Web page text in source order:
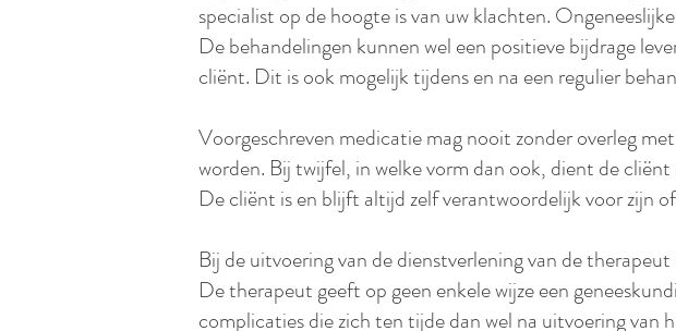
specialist op de hoogte is van uw klachten.
De behandelingen kunnen wel een positieve bijdrage
cliënt. Dit is ook mogelijk tijdens en na een regulier
Voorgeschreven medicatie mag nooit zonder overleg
worden. Bij twijfel, in welke vorm dan ook, dient de
De cliënt is en blijft altijd zelf verantwoordelijk voor zijn
Bij de uitvoering van de dienstverlening van de
De therapeut geeft op geen enkele wijze een
complicaties die zich ten tijde dan wel na uitvoering